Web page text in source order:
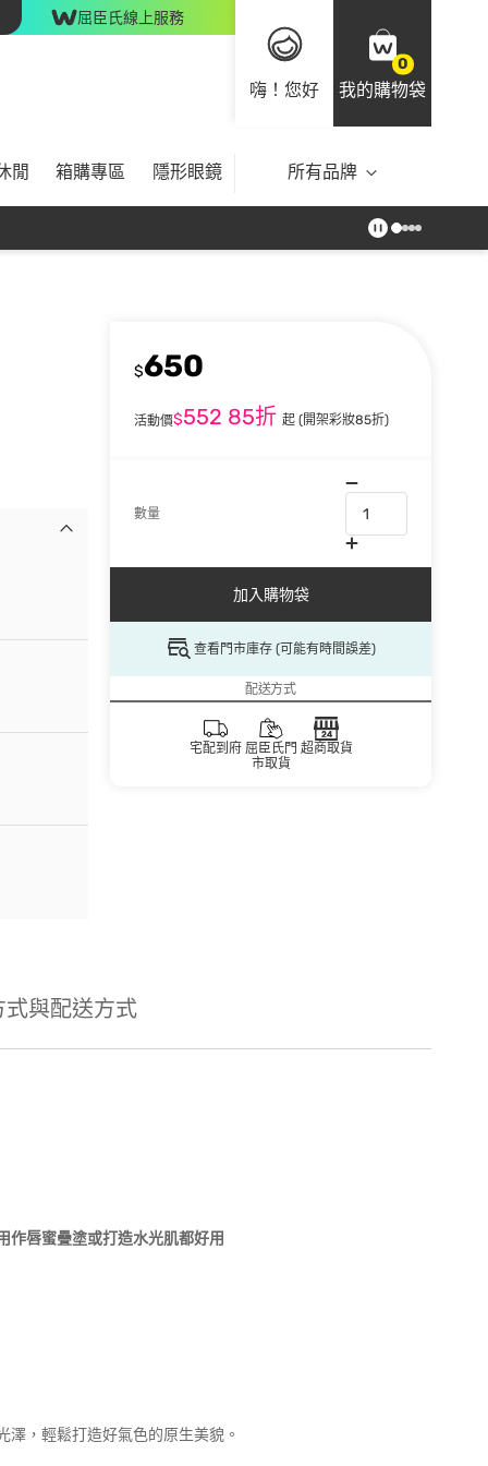
屈臣氏線上服務
嗨！您好
0
我的購物袋
閒 箱購專區 隱形眼鏡 所有品牌
$650
活動價$552 85折 起 (開架彩妝85折)
數量
加入購物袋
查看門市庫存 (可能有時間誤差)
配送方式
宅配到府 屈臣氏門
市取貨
超商取貨
式與配送方式
作唇蜜疊塗或打造水光肌都好用
，輕鬆打造好氣色的原生美貌。